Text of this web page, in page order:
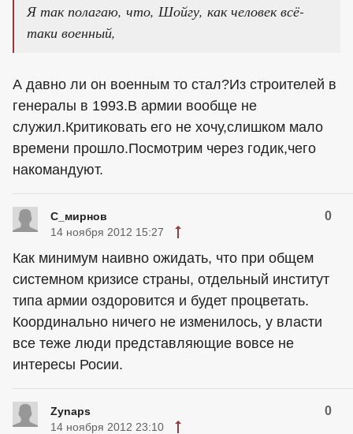
Я так полагаю, что, Шойгу, как человек всё-
таки военный,
А давно ли он военным то стал?Из строителей в
генералы в 1993.В армии вообще не
служил.Критиковать его не хочу,слишком мало
времени прошло.Посмотрим через годик,чего
накомандуют.
С_мирнов 0
14 ноября 2012 15:27
Как минимум наивно ожидать, что при общем
системном кризисе страны, отдельный институт
типа армии оздоровится и будет процветать.
Координально ничего не изменилось, у власти
все теже люди представляющие вовсе не
интересы Росии.
Zynaps 0
14 ноября 2012 23:10